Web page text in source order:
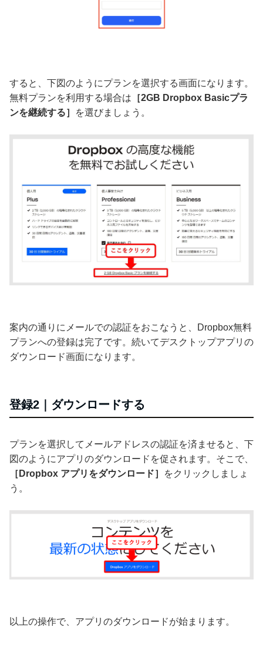
すると、下図のようにプランを選択する画面になります。
無料プランを利用する場合は ［2GB Dropbox Basicプラ
ンを継続する］
を選びましょう。
案内の通りにメールでの認証をおこなうと、Dropbox無料
プランへの登録は完了です。続いてデスクトップアプリの
ダウンロード画面になります。
登録2｜ダウンロードする
プランを選択してメールアドレスの認証を済ませると、下
図のようにアプリのダウンロードを促されます。そこで、
［Dropbox アプリをダウンロード］
をクリックしましょ
う。
以上の操作で、アプリのダウンロードが始まります。